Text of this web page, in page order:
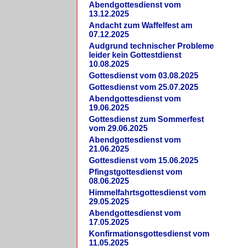
Abendgottesdienst vom
13.12.2025
Andacht zum Waffelfest am
07.12.2025
Audgrund technischer Probleme
leider kein Gottestdienst
10.08.2025
Gottesdienst vom 03.08.2025
Gottesdienst vom 25.07.2025
Abendgottesdienst vom
19.06.2025
Gottesdienst zum Sommerfest
vom 29.06.2025
Abendgottesdienst vom
21.06.2025
Gottesdienst vom 15.06.2025
Pfingstgottesdienst vom
08.06.2025
Himmelfahrtsgottesdienst vom
29.05.2025
Abendgottesdienst vom
17.05.2025
Konfirmationsgottesdienst vom
11.05.2025